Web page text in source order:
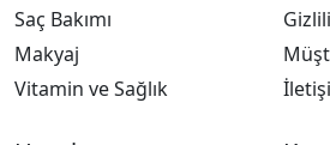
Saç Bakımı
Makyaj
Vitamin ve Sağlık